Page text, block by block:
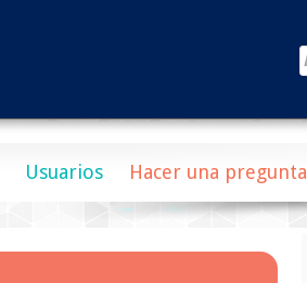
Usuarios Hacer una pregunta